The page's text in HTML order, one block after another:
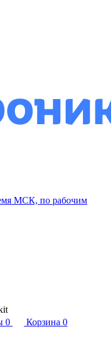
МСК, по рабочим
0 Корзина 0